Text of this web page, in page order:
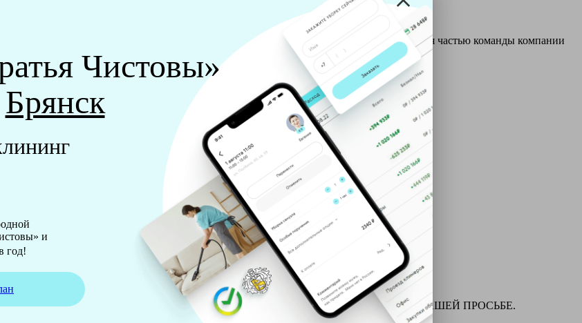
Чистовы»
Брянск
и
год!
девушки, в возрасте от 24 до 40 лет.
центре, а также проверку в службе безопасности и только после этого становятся частью команды компании
Чистовы".
средств, которые наши клинеры привозят с собой:
а также утюг, ведро, парогенератор, аппарат для химчистки и многое другое ПО ВАШЕЙ ПРОСЬБЕ.